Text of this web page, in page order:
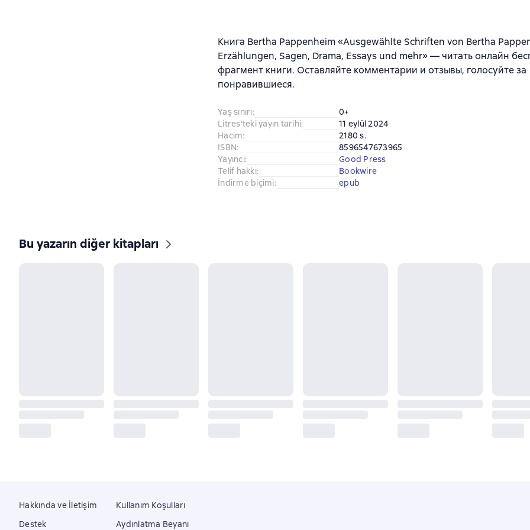
Книга Bertha Pappenheim «Ausgewählte Schriften von Bertha
Erzählungen, Sagen, Drama, Essays und mehr» — читать онлайн
фрагмент книги. Оставляйте комментарии и отзывы, голосуйте за
понравившиеся.
Yaş sınırı:
0+
Litres'teki yayın tarihi:
11 eylül 2024
Hacim:
2180 s.
ISBN:
8596547673965
Yayıncı:
Good Press
Telif hakkı:
Bookwire
İndirme biçimi: epub
Bu yazarın diğer kitapları
Hakkında ve İletişim
Destek
Kullanım Koşulları
Aydınlatma Beyanı